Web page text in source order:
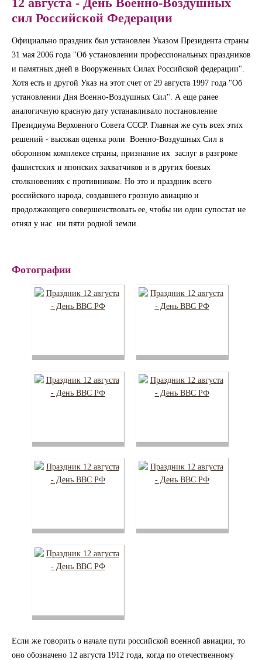
сил Российской Федерации
Официально праздник был установлен Указом Президента страны
31 мая 2006 года "Об установлении профессиональных праздников
и памятных дней в Вооруженных Силах Российской федерации".
Хотя есть и другой Указ на этот счет от 29 августа 1997 года "Об
установлении Дня Военно-Воздушных Сил". А еще ранее
аналогичную красную дату устанавливало постановление
Президиума Верховного Совета СССР. Главная же суть всех этих
решений - высокая оценка роли Военно-Воздушных Сил в
оборонном комплексе страны, признание их заслуг в разгроме
фашистских и японских захватчиков и в других боевых
столкновениях с противником. Но это и праздник всего
российского народа, создавшего грозную авиацию и
продолжающего совершенствовать ее, чтобы ни один супостат не
отнял у нас ни пяти родной земли.
Фотографии
Если же говорить о начале пути российской военной авиации, то
оно обозначено 12 августа 1912 года, когда по отечественному